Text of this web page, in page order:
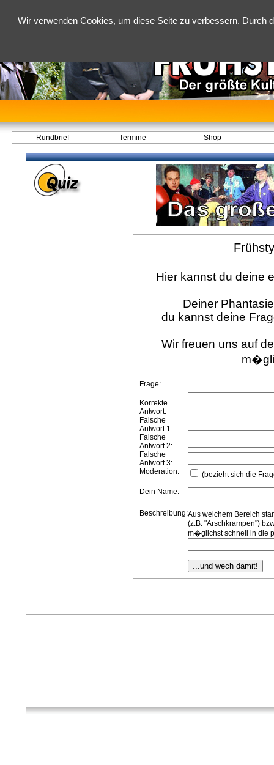
Wir verwenden Cookies, um diese Seite zu verbessern.
Rundbrief Termine Shop
Hier kannst du deine
Deiner
du kannst deine
Wir freuen uns auf
Frage:
Korrekte
Antwort:
Falsche
Antwort 1:
Falsche
Antwort 2:
Falsche
Antwort 3:
Moderation:
(bezieht sich die
Dein Name:
Beschreibung:Aus welchem Bereich
(z.B. "Arschkrampen")
m�glichst schnell in die